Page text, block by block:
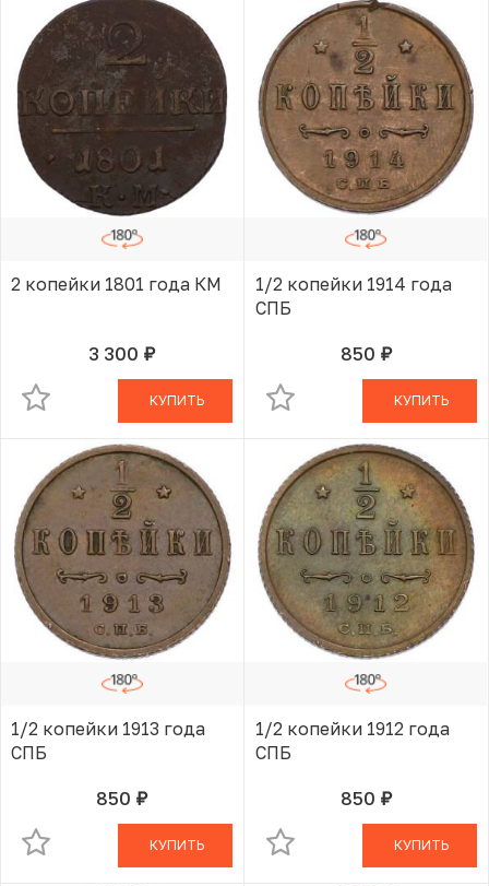
2 копейки 1801 года КМ
3 300 руб.
В КОРЗИНЕ
КУПИТЬ
1/2 копейки 1914 года
СПБ
850 руб.В КОРЗИНЕ
КУПИТЬ
1/2 копейки 1913 года
СПБ
850 руб.В КОРЗИНЕ
КУПИТЬ
1/2 копейки 1912 года
СПБ
850 руб.В КОРЗИНЕ
КУПИТЬ